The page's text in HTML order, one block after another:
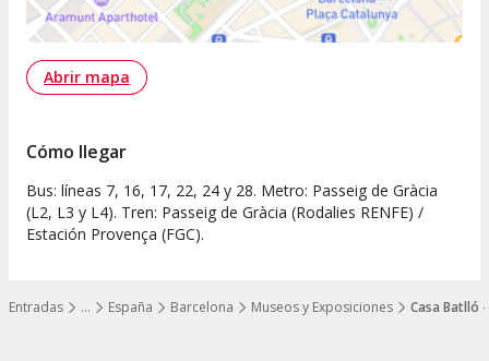
…
Mostrar todos los niveles
Entradas España Barcelona Museos y Exposiciones Casa Batlló
Abrir mapa
Cómo llegar
Bus: líneas 7, 16, 17, 22, 24 y 28. Metro: Passeig de Gràcia
(L2, L3 y L4). Tren: Passeig de Gràcia (Rodalies RENFE) /
Estación Provença (FGC).